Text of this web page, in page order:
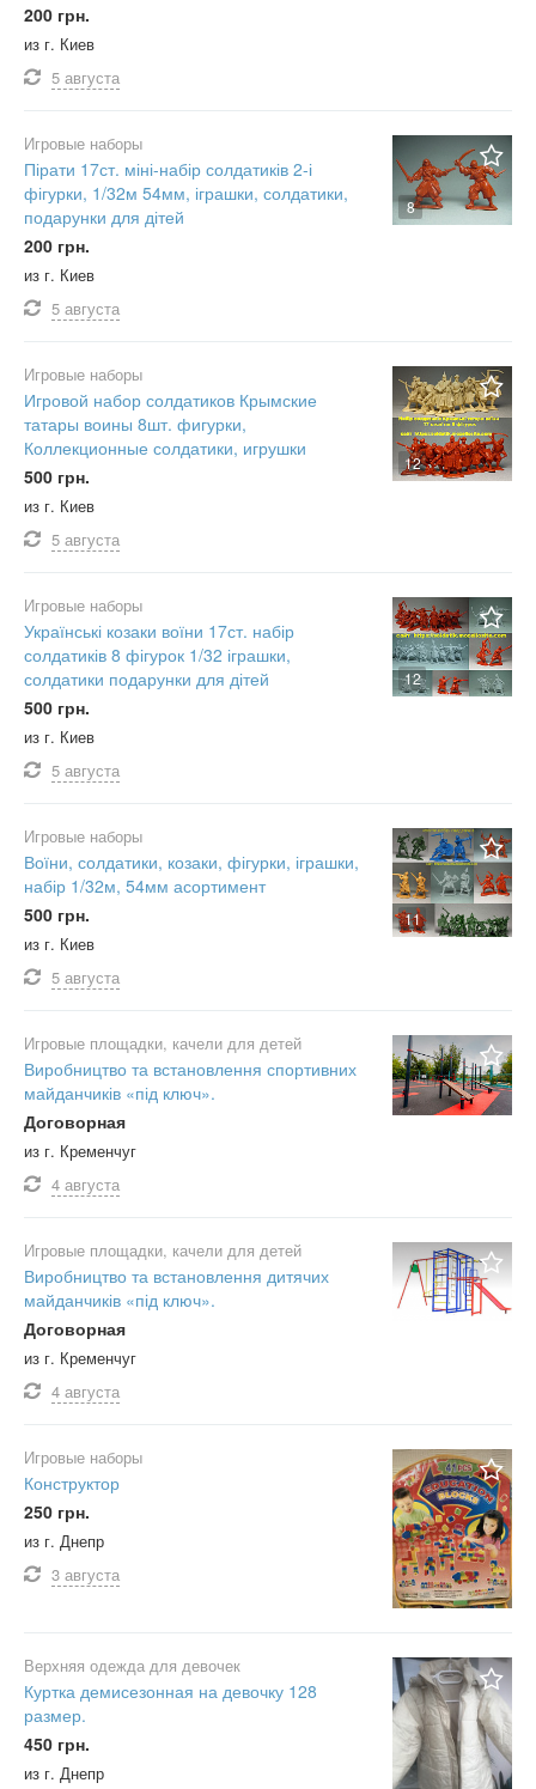
200 грн.
из г. Киев
5 августа
8
Игровые наборы
Пірати 17ст. міні-набір солдатиків 2-і
фігурки, 1/32м 54мм, іграшки, солдатики,
подарунки для дітей
200 грн.
из г. Киев
5 августа
12
Игровые наборы
Игровой набор солдатиков Крымские
татары воины 8шт. фигурки,
Коллекционные солдатики, игрушки
500 грн.
из г. Киев
5 августа
12
Игровые наборы
Українські козаки воїни 17ст. набір
солдатиків 8 фігурок 1/32 іграшки,
солдатики подарунки для дітей
500 грн.
из г. Киев
5 августа
11
Игровые наборы
Воїни, солдатики, козаки, фігурки, іграшки,
набір 1/32м, 54мм асортимент
500 грн.
из г. Киев
5 августа
Игровые площадки, качели для детей
Виробництво та встановлення спортивних
майданчиків «під ключ».
Договорная
из г. Кременчуг
4 августа
Игровые площадки, качели для детей
Виробництво та встановлення дитячих
майданчиків «під ключ».
Договорная
из г. Кременчуг
4 августа
Игровые наборы
Конструктор
250 грн.
из г. Днепр
3 августа
Верхняя одежда для девочек
Куртка демисезонная на девочку 128
размер.
450 грн.
из г. Днепр